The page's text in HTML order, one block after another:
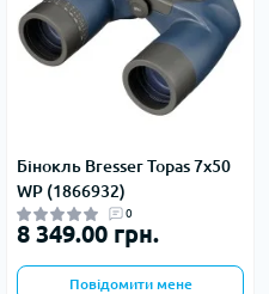
Бінокль Bresser Topas 7x50
WP (1866932)
0
8 349.00 грн.
Повідомити мене